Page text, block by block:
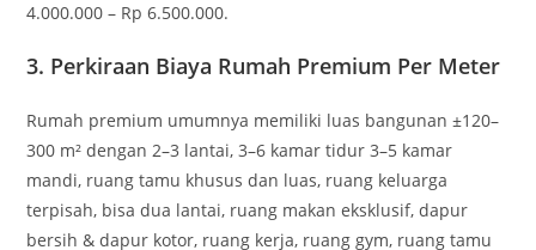
4.000.000 – Rp 6.500.000.
3. Perkiraan Biaya Rumah Premium Per Meter
Rumah premium umumnya memiliki luas bangunan ±120–
300 m² dengan 2–3 lantai, 3–6 kamar tidur 3–5 kamar
mandi, ruang tamu khusus dan luas, ruang keluarga
terpisah, bisa dua lantai, ruang makan eksklusif, dapur
bersih & dapur kotor, ruang kerja, ruang gym, ruang tamu